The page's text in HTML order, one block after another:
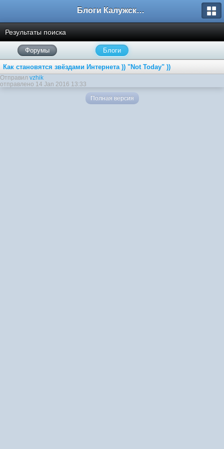
Блоги Калужского перекрестка
Результаты поиска
Форумы Блоги
Как становятся звёздами Интернета )) "Not Today" ))
Отправил vzhik
отправлено 14 Jan 2016 13:33
Полная версия